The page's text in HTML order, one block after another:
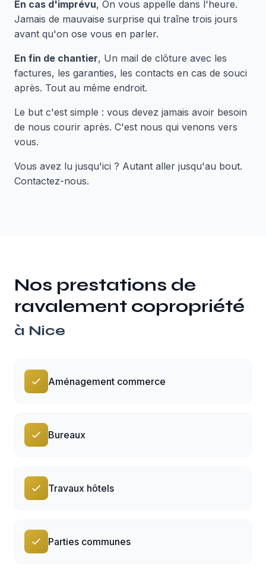
En cas d'imprévu, On vous appelle dans l'heure.
Jamais de mauvaise surprise qui traîne trois jours
avant qu'on ose vous en parler.
En fin de chantier, Un mail de clôture avec les
factures, les garanties, les contacts en cas de souci
après. Tout au même endroit.
Le but c'est simple : vous devez jamais avoir besoin
de nous courir après. C'est nous qui venons vers
vous.
Vous avez lu jusqu'ici ? Autant aller jusqu'au bout.
Contactez-nous.
Nos prestations de
ravalement copropriété
à Nice
Aménagement commerce
Bureaux
Travaux hôtels
Parties communes